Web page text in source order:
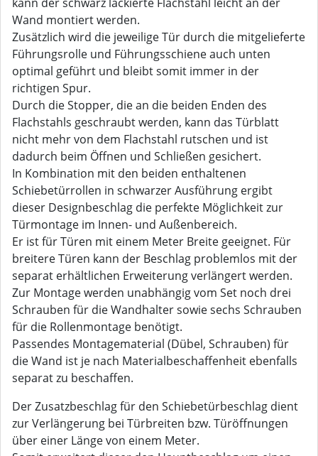
Wand montiert werden.
Zusätzlich wird die jeweilige Tür durch die mitgelieferte
Führungsrolle und Führungsschiene auch unten
optimal geführt und bleibt somit immer in der
richtigen Spur.
Durch die Stopper, die an die beiden Enden des
Flachstahls geschraubt werden, kann das Türblatt
nicht mehr von dem Flachstahl rutschen und ist
dadurch beim Öffnen und Schließen gesichert.
In Kombination mit den beiden enthaltenen
Schiebetürrollen in schwarzer Ausführung ergibt
dieser Designbeschlag die perfekte Möglichkeit zur
Türmontage im Innen- und Außenbereich.
Er ist für Türen mit einem Meter Breite geeignet. Für
breitere Türen kann der Beschlag problemlos mit der
separat erhältlichen Erweiterung verlängert werden.
Zur Montage werden unabhängig vom Set noch drei
Schrauben für die Wandhalter sowie sechs Schrauben
für die Rollenmontage benötigt.
Passendes Montagematerial (Dübel, Schrauben) für
die Wand ist je nach Materialbeschaffenheit ebenfalls
separat zu beschaffen.
Der Zusatzbeschlag für den Schiebetürbeschlag dient
zur Verlängerung bei Türbreiten bzw. Türöffnungen
über einer Länge von einem Meter.